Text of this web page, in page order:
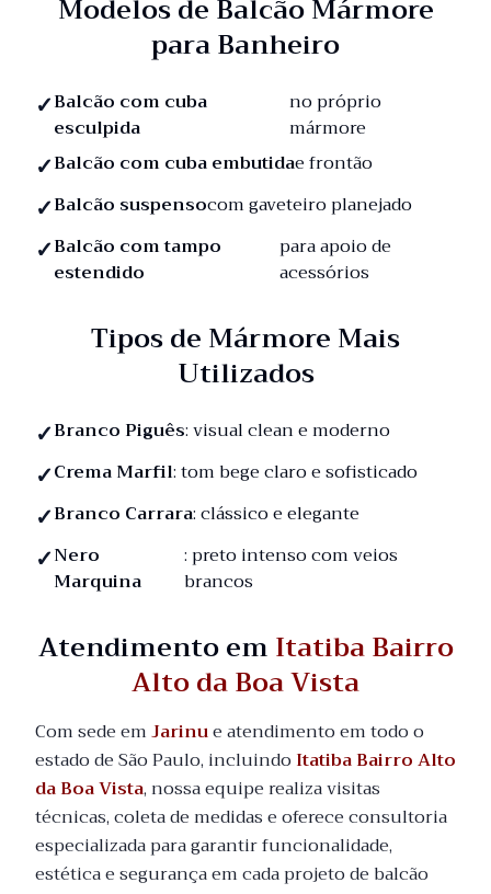
Modelos de Balcão Mármore
para Banheiro
Balcão com cuba
esculpida
no próprio
mármore
Balcão com cuba embutidae frontão
Balcão suspensocom gaveteiro planejado
Balcão com tampo
estendido
para apoio de
acessórios
Tipos de Mármore Mais
Utilizados
Branco Piguês: visual clean e moderno
Crema Marfil: tom bege claro e sofisticado
Branco Carrara: clássico e elegante
Nero
Marquina
: preto intenso com veios
brancos
Atendimento emItatiba Bairro
Alto da Boa Vista
Com sede emJarinue atendimento em todo o
estado de São Paulo, incluindo Itatiba Bairro Alto
da Boa Vista, nossa equipe realiza visitas
técnicas, coleta de medidas e oferece consultoria
especializada para garantir funcionalidade,
estética e segurança em cada projeto de balcão